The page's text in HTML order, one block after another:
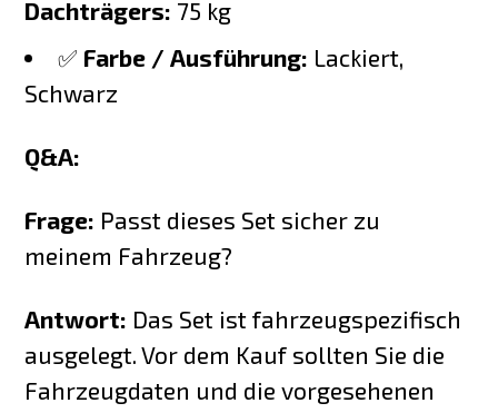
Dachträgers: 75 kg
✅ Farbe / Ausführung: Lackiert,
Schwarz
Q&A:
Frage: Passt dieses Set sicher zu
meinem Fahrzeug?
Antwort: Das Set ist fahrzeugspezifisch
ausgelegt. Vor dem Kauf sollten Sie die
Fahrzeugdaten und die vorgesehenen